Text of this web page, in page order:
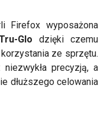
Firefox wyposażona
Glo dzięki czemu
ze sprzętu.
precyzją, a
dłuższego celowania